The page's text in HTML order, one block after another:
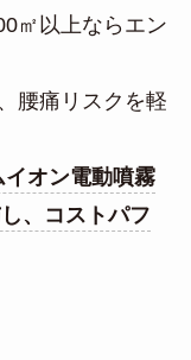
㎡以上ならエン
腰痛リスクを軽
オン電動噴霧
、コストパフ